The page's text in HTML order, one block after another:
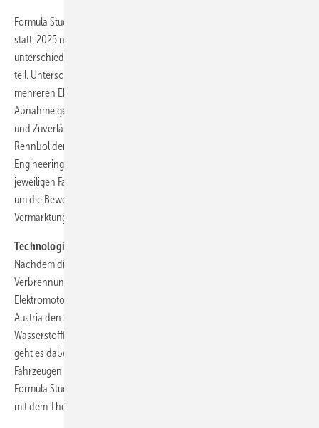
Formula Student Austria findet jährlich am Red Bull Ring in Spielberg
statt. 2025 nehmen 58 internationale Teams aus knapp 20
unterschiedlichen Nationen und damit mehr als 1.600 Studierende
teil. Unterschiedliche Disziplinen fordern die Studierenden auf
mehreren Ebenen heraus. Neben der obligatorischen technischen
Abnahme geht es in fünf dynamischen Disziplinen um Schnelligkeit
und Zuverlässigkeit der selbst konstruierten und gefertigten
Rennboliden. Die drei statischen Disziplinen umfassen das
Engineering Design und damit die Bewertung der Konstruktion des
jeweiligen Fahrzeugs durch internationale Juroren. Außerdem geht es
um die Bewertung des erstellten Business-Plans und der
Vermarktungsstrategie, genauso wie um die Kostenaufstellung.
Technologieoffenheit für die Zukunft
Nachdem die Formula Student traditionell in zwei Klassen, eine mit
Verbrennungsmotor (CV – combustion vehicle) und eine mit
Elektromotor (EV – electric vehicle), aufgeteilt ist, gibt Formula Student
Austria den Studierenden nun auch die Möglichkeit,
Wasserstofffahrzeuge zu entwickeln und zu bauen. Dem Veranstalter
geht es dabei um Technologieoffenheit. Um die Teilnahme von
Fahrzeugen mit H
Formula Student Austria schon vor knapp drei Jahren begonnen, sich
mit dem Thema zu beschäftigen.